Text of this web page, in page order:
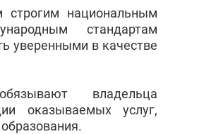
строгим национальным
стандартам
уверенными в качестве
владельца
оказываемых услуг,